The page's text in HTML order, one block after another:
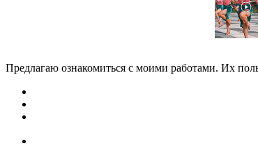
Предлагаю ознакомиться с моими работами. Их